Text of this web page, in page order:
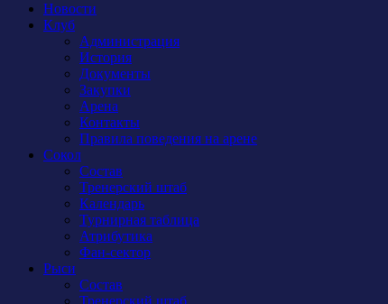
Новости
Клуб
Администрация
История
Документы
Закупки
Арена
Контакты
Правила поведения на арене
Сокол
Состав
Тренерский штаб
Календарь
Турнирная таблица
Атрибутика
Фан-сектор
Рыси
Состав
Тренерский штаб